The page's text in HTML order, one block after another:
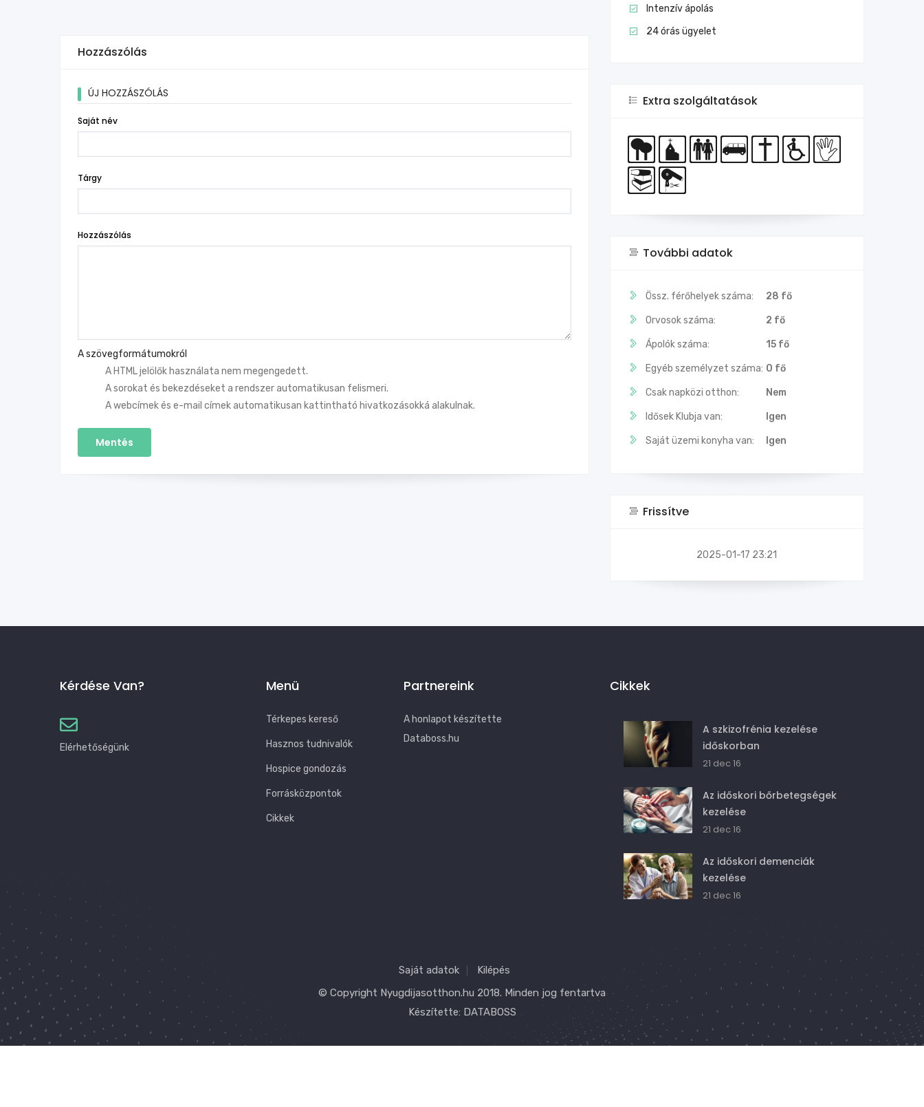
Hozzászólás
ÚJ HOZZÁSZÓLÁS
Saját név
Tárgy
Hozzászólás
A szövegformátumokról
A HTML jelölők használata nem megengedett.
A sorokat és bekezdéseket a rendszer automatikusan felismeri.
A webcímek és e-mail címek automatikusan kattintható hivatkozásokká alakulnak.
Intenzív ápolás
24 órás ügyelet
Extra szolgáltatások
További adatok
Össz. férőhelyek száma: 28 fő
Orvosok száma: 2 fő
Ápolók száma: 15 fő
Egyéb személyzet száma: 0 fő
Csak napközi otthon: Nem
Idősek Klubja van: Igen
Saját üzemi konyha van: Igen
Frissítve
2025-01-17 23:21
Kérdése Van?
Elérhetőségünk
Menü
Térkepes kereső
Hasznos tudnivalók
Hospice gondozás
Forrásközpontok
Cikkek
Partnereink
A honlapot készítette
Databoss.hu
Cikkek
A szkizofrénia kezelése
időskorban
21 dec 16
Az időskori bőrbetegségek
kezelése
21 dec 16
Az időskori demenciák
kezelése
21 dec 16
Saját adatok
Kilépés
© Copyright Nyugdijasotthon.hu 2018. Minden jog fentartva
Készítette: DATABOSS